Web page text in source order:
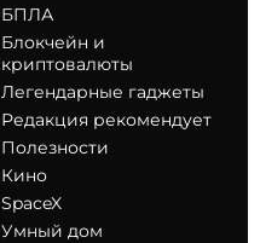
БПЛА
Блокчейн и
криптовалюты
Легендарные гаджеты
Редакция рекомендует
Полезности
Кино
SpaceX
Умный дом